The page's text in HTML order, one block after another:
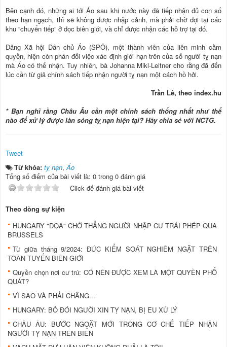
Bên cạnh đó, những ai tới Áo sau khi nước này đã tiếp nhận đủ con số
theo hạn ngạch, thì sẽ không được nhập cảnh, mà phải chờ đợi tại các
khu “chuyển tiếp” ở dọc biên giới, và chỉ được nhận các hỗ trợ tại đó.
Đảng Xã hội Dân chủ Áo (SPÖ), một thành viên của liên minh cầm
quyền, hiện còn phản đối việc xác định giới hạn trên của số người tỵ nạn
mà Áo có thể nhận. Tuy nhiên, bà Johanna Mikl-Leitner cho rằng đã đến
lúc cần từ giã chính sách tiếp nhận người tỵ nạn một cách hồ hởi.
Trần Lê, theo index.hu
* Bạn nghĩ rằng Châu Âu cần một chính sách thống nhất như thế
nào để xử lý được làn sóng tỵ nạn hiện tại? Hãy chia sẻ với NCTG.
Tweet
Từ khóa: tỵ nạn,Áo
Tổng số điểm của bài viết là: 0 trong 0 đánh giá
Click để đánh giá bài viết
Theo dòng sự kiện
HUNGARY "DỌA" CHỞ THẲNG NGƯỜI NHẬP CƯ TRÁI PHÉP QUA
BRUSSELS
Từ giữa tháng 9/2024: ĐỨC KIỂM SOÁT NGHIÊM NGẶT TRÊN
TOÀN TUYẾN BIÊN GIỚI
Quyền chọn nơi cư trú: CÓ NÊN ĐƯỢC XEM LÀ MỘT QUYỀN PHỔ
QUÁT?
VÌ SAO VÀ PHẢI CHĂNG...
HUNGARY: BỎ ĐÓI NGƯỜI XIN TỴ NẠN, BỊ EU XỬ LÝ
CHÂU ÂU: BƯỚC NGOẶT MỚI TRONG CƠ CHẾ TIẾP NHẬN
NGƯỜI TỴ NẠN TRÊN BIỂN